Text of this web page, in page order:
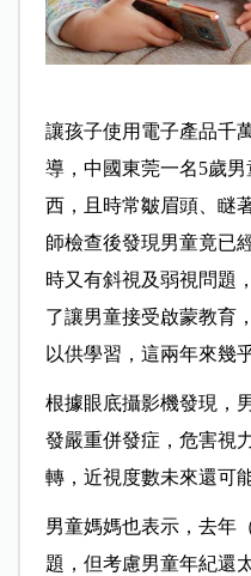
讓孩子使用電子產品千
導，中國東莞一名5歲
西，且時常皺眉頭、瞇
師檢查後發現男童竟已
時又有斜視及弱視問題
了讓男童接受啟蒙教育
以供學習，這兩年來幾
根據眼底攝影機發現，
發嚴重併發症，危害視
轉，近視度數未來還可
男童媽媽也表示，去年
題，但考慮男童年紀還